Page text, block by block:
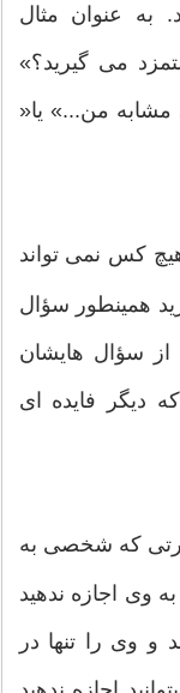
به عنوان مثال
می گیرید؟»
مشابه من...» یا«
کس نمی تواند
همینطور سؤال
از سؤال هایشان
ديگر فایده ای
که شخصی به
وی اجازه ندهید
وی را تنها در